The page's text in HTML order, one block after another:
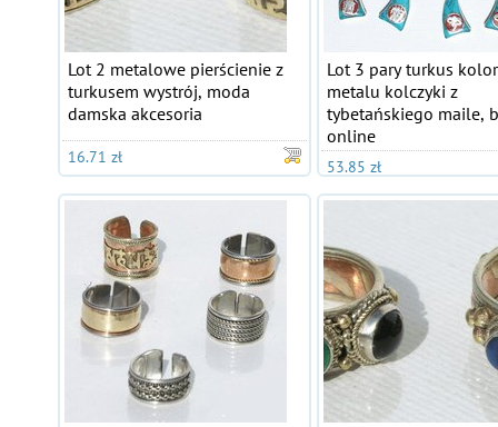
Lot 2 metalowe pierścienie z
turkusem wystrój, moda
damska akcesoria
16.71 zł
Lot 3 pary turkus
metalu kolczyki z
tybetańskiego maile,
online
53.85 zł